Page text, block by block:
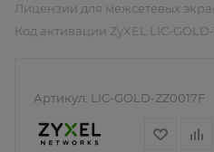
Лицензии для межсетевых
Код активации ZyXEL LIC-
Артикул: LIC-GOLD-ZZ0017F